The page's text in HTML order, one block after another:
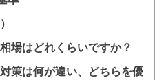
場はどれくらいですか？
策は何が違い、どちらを優